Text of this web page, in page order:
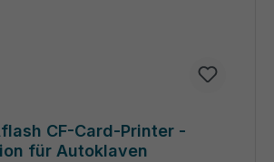
CF-Card-Printer -
für Autoklaven